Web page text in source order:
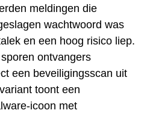
meldingen die
wachtwoord was
en een hoog risico liep.
ontvangers
een beveiligingsscan uit
toont een
icoon met